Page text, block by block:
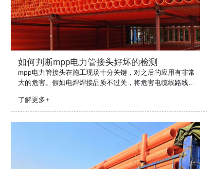
如何判断mpp电力管接头好坏的检测
mpp电力管接头在施工现场十分关键，对之后的应用有非常
大的危害。假如电焊焊接品质不过关，将危害电缆线路线的
测。下列我详细介绍了mpp驱动力管接头的测试标准。
了解更多+